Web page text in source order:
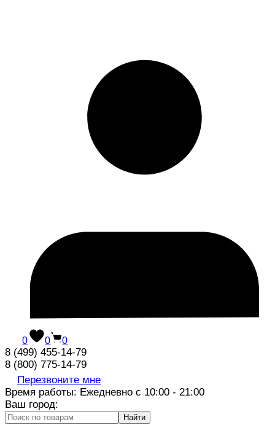
0 0 0
8 (499) 455-14-79
8 (800) 775-14-79
Перезвоните мне
Время работы: Ежедневно с 10:00 - 21:00
Ваш город:
Найти